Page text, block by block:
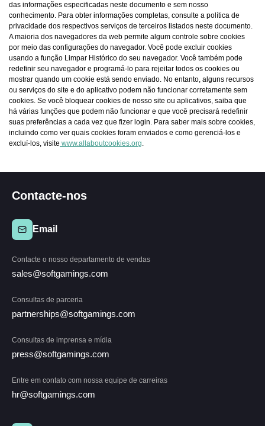
das informações especificadas neste documento e sem nosso
conhecimento. Para obter informações completas, consulte a política de
privacidade dos respectivos serviços de terceiros listados neste documento.
A maioria dos navegadores da web permite algum controle sobre cookies
por meio das configurações do navegador. Você pode excluir cookies
usando a função Limpar Histórico do seu navegador. Você também pode
redefinir seu navegador e programá-lo para rejeitar todos os cookies ou
mostrar quando um cookie está sendo enviado. No entanto, alguns recursos
ou serviços do site e do aplicativo podem não funcionar corretamente sem
cookies. Se você bloquear cookies de nosso site ou aplicativos, saiba que
há várias funções que podem não funcionar e que você precisará redefinir
suas preferências a cada vez que fizer login. Para saber mais sobre cookies,
incluindo como ver quais cookies foram enviados e como gerenciá-los e
excluí-los, visite www.allaboutcookies.org.
Contacte-nos
Email
Contacte o nosso departamento de vendas
sales@softgamings.com
Consultas de parceria
partnerships@softgamings.com
Consultas de imprensa e mídia
press@softgamings.com
Entre em contato com nossa equipe de carreiras
hr@softgamings.com